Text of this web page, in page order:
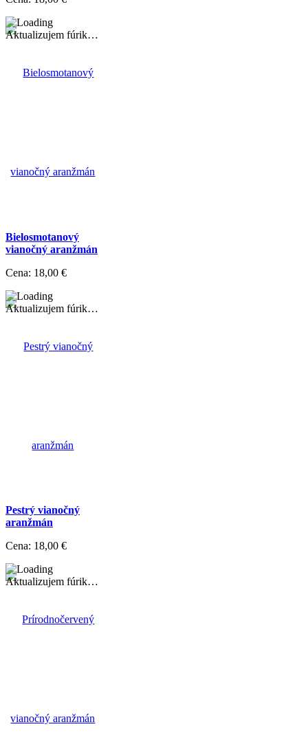
Aktualizujem fúrik…
Bielosmotanový
vianočný aranžmán
Cena: 18,00 €
Aktualizujem fúrik…
Pestrý vianočný
aranžmán
Cena: 18,00 €
Aktualizujem fúrik…